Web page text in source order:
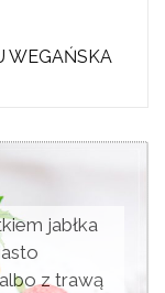
WEGAŃSKA
jabłka
z trawą